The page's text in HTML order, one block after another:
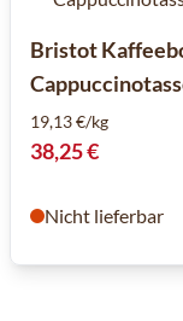
Bristot
19,13 €/kg
38,25 €
Nicht lieferbar